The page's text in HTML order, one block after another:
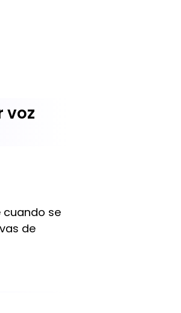
voz
cuando se
de